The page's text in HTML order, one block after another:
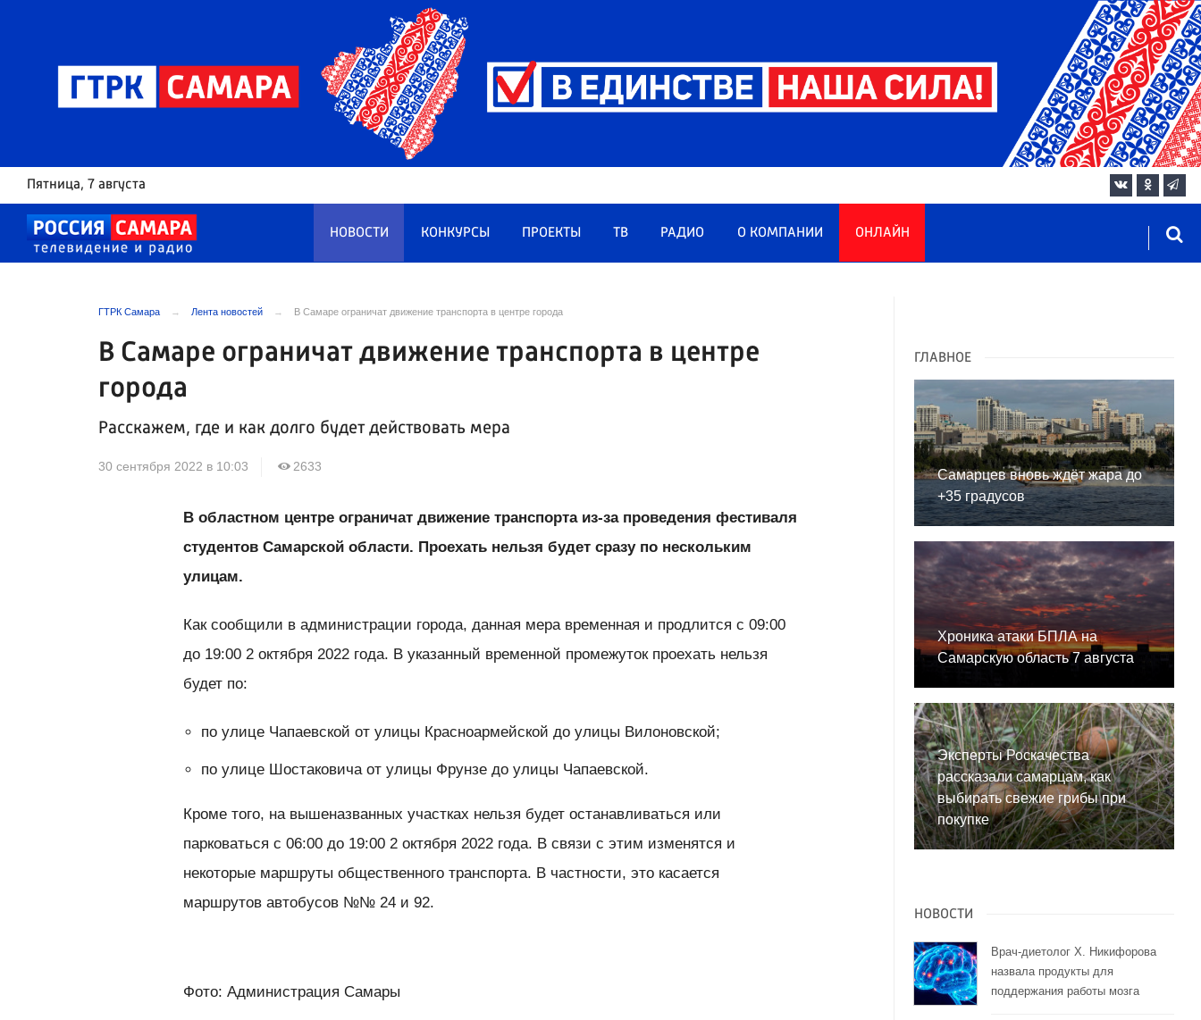
Пятница, 7 августа
НОВОСТИ КОНКУРСЫ ПРОЕКТЫ ТВ РАДИО О КОМПАНИИ ОНЛАЙН
ГТРК Самара Лента новостей В Самаре ограничат движение транспорта в центре города
В Самаре ограничат движение транспорта в центре
города
Расскажем, где и как долго будет действовать мера
30 сентября 2022 в 10:03 2633
В областном центре ограничат движение транспорта из-за проведения фестиваля
студентов Самарской области. Проехать нельзя будет сразу по нескольким
улицам.
Как сообщили в администрации города, данная мера временная и продлится с 09:00
до 19:00 2 октября 2022 года. В указанный временной промежуток проехать нельзя
будет по:
по улице Чапаевской от улицы Красноармейской до улицы Вилоновской;
по улице Шостаковича от улицы Фрунзе до улицы Чапаевской.
Кроме того, на вышеназванных участках нельзя будет останавливаться или
парковаться с 06:00 до 19:00 2 октября 2022 года. В связи с этим изменятся и
некоторые маршруты общественного транспорта. В частности, это касается
маршрутов автобусов №№ 24 и 92.
Фото: Администрация Самары
ГЛАВНОЕ
Самарцев вновь ждёт жара до
+35 градусов
Хроника атаки БПЛА на
Самарскую область 7 августа
Эксперты Роскачества
рассказали самарцам, как
выбирать свежие грибы при
покупке
НОВОСТИ
Врач-диетолог Х. Никифорова
назвала продукты для
поддержания работы мозга